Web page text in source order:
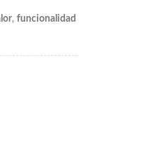
, funcionalidad